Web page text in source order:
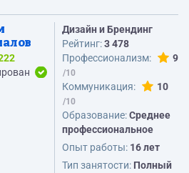
Дизайн и Брендинг
Рейтинг:3 478
Профессионализм:
9
Коммуникация: 10
Образование:Среднее
профессиональное
Опыт работы: 16 лет
Тип занятости: Полный